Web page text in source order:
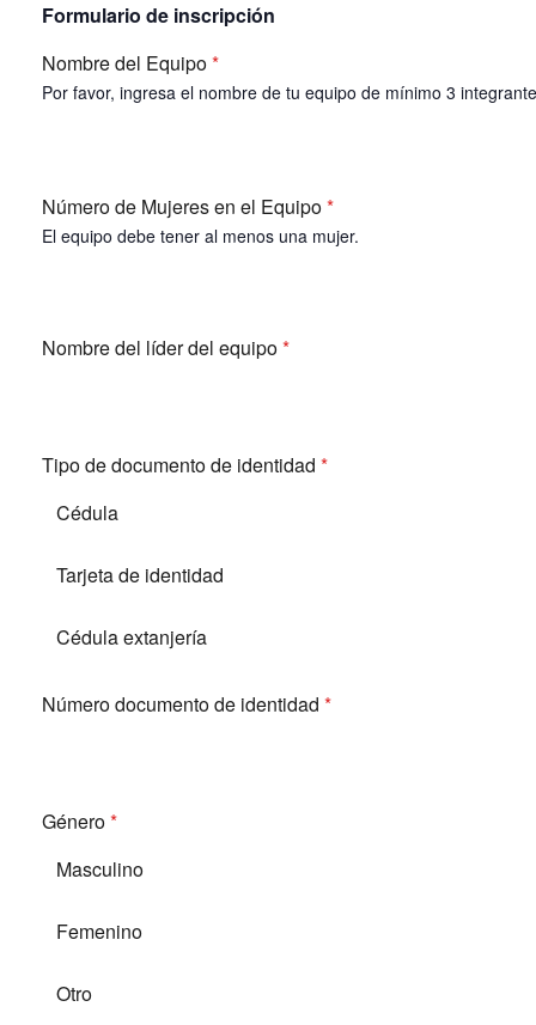
Formulario de inscripción
Nombre del Equipo*
Por favor, ingresa el nombre de tu equipo de mínimo 3
Número de Mujeres en el Equipo*
El equipo debe tener al menos una mujer.
Nombre del líder del equipo*
Tipo de documento de identidad *
Cédula
Tarjeta de identidad
Cédula extanjería
Número documento de identidad *
Género*
Masculino
Femenino
Otro